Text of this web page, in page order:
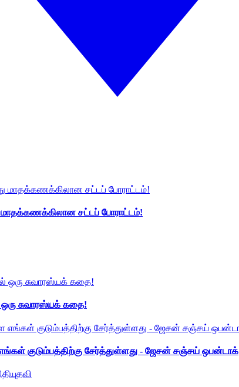
மாதக்கணக்கிலான சட்டப் போராட்டம்!
சுவாரஸ்யக் கதை!
எங்கள் குடும்பத்திற்கு சேர்த்துள்ளது - ஜேசன் சஞ்சய் ஒபன்டாக்